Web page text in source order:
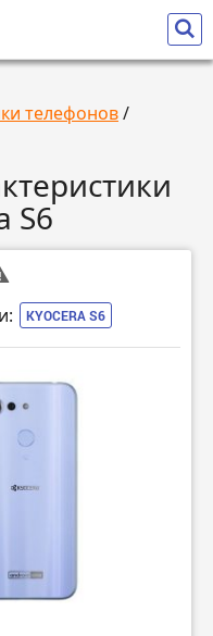
телефонов/
S6
KYOCERA S6